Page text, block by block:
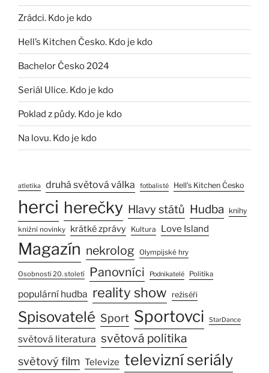
Zrádci. Kdo je kdo
Hell’s Kitchen Česko. Kdo je kdo
Bachelor Česko 2024
Seriál Ulice. Kdo je kdo
Poklad z půdy. Kdo je kdo
Na lovu. Kdo je kdo
atletika druhá světová válka fotbalisté Hell’s Kitchen Česko
herci herečky Hlavy států Hudba knihy
knižní novinky krátké zprávy Kultura Love Island
Magazín nekrolog Olympijské hry
Osobnosti 20. století Panovníci Podnikatelé Politika
populární hudba reality show režiséři
Spisovatelé Sport Sportovci StarDance
světová literatura světová politika
světový film Televize televizní seriály